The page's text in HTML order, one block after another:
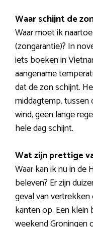
Waar schijnt de
Waar moet ik
(zongarantie)? In
iets boeken in
aangename
dat de zon schijnt.
middagtemp. tussen
wind, geen lange
hele dag schijnt.
Wat zijn prettige
Waar kan ik nu in de
beleven? Er zijn
geval van
kanten op. Een klein
weekend Groningen